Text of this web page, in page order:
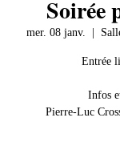
Soirée
mer. 08 janv.
Entrée
Infos
Pierre-Luc